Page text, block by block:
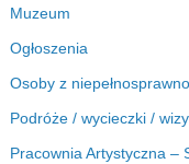
Muzeum
Ogłoszenia
Osoby z
Podróże / wycieczki /
Pracownia Artystyczna –